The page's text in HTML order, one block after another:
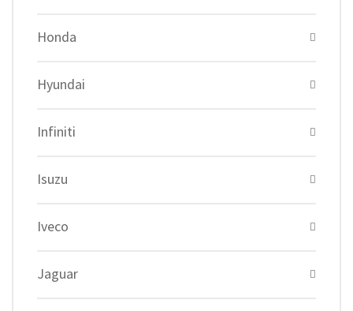
Honda
Hyundai
Infiniti
Isuzu
Iveco
Jaguar